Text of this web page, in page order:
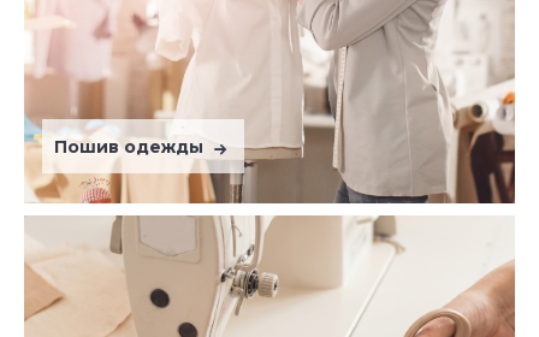
Пошив одежды